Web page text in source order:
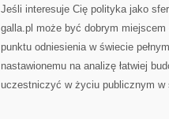
Jeśli interesuje Cię polityka jako
galla.pl może być dobrym
punktu odniesienia w świecie
nastawionemu na analizę łatwiej
uczestniczyć w życiu publicznym w